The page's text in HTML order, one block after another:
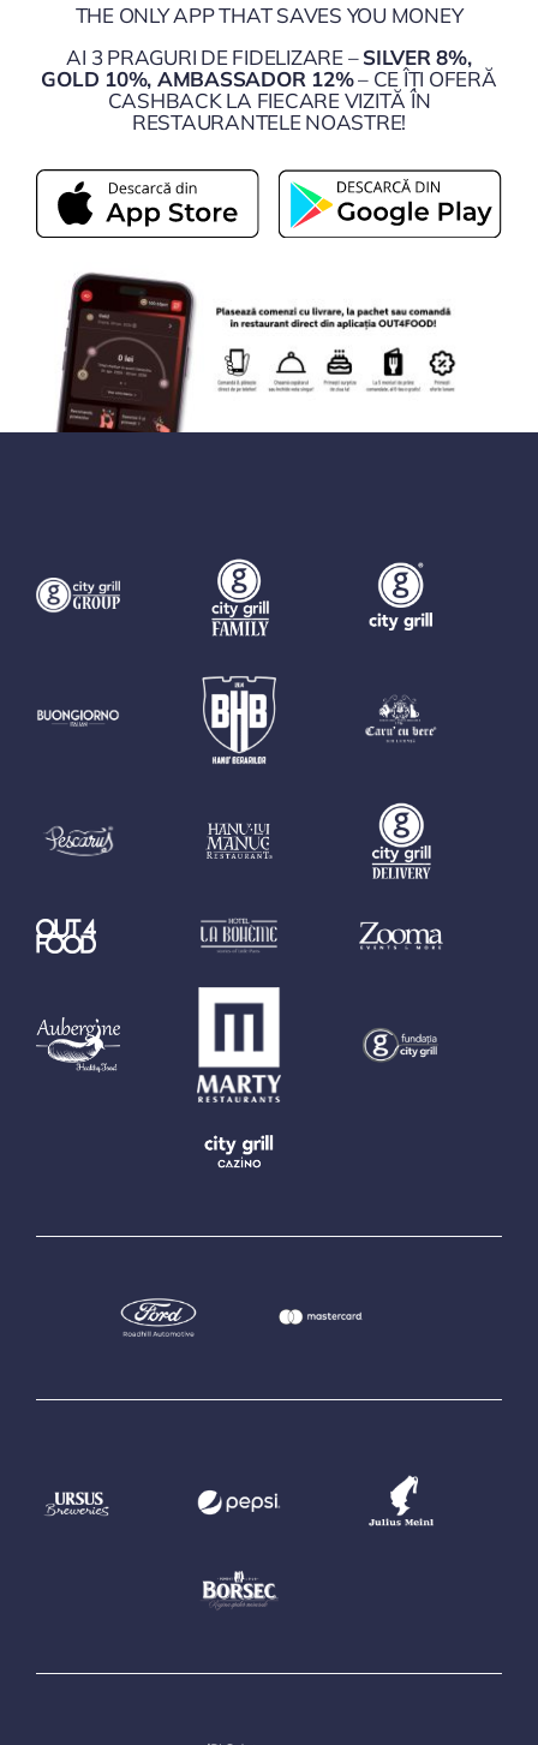
THE ONLY APP THAT SAVES YOU MONEY
AI 3 PRAGURI DE FIDELIZARE –SILVER 8%,
GOLD 10%, AMBASSADOR 12%– CE ÎȚI OFERĂ
CASHBACK LA FIECARE VIZITĂ ÎN
RESTAURANTELE NOASTRE!